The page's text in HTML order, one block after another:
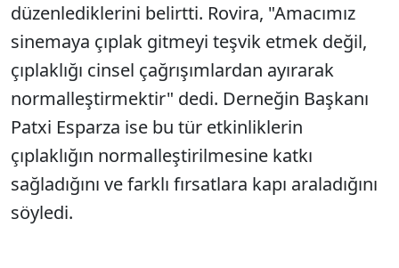
düzenlediklerini belirtti. Rovira, "Amacımız
sinemaya çıplak gitmeyi teşvik etmek değil,
çıplaklığı cinsel çağrışımlardan ayırarak
normalleştirmektir" dedi. Derneğin Başkanı
Patxi Esparza ise bu tür etkinliklerin
çıplaklığın normalleştirilmesine katkı
sağladığını ve farklı fırsatlara kapı araladığını
söyledi.